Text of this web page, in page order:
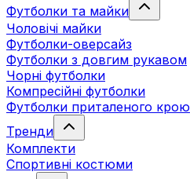
Футболки та майки
Чоловічі майки
Футболки-оверсайз
Футболки з довгим рукавом
Чорні футболки
Компресійні футболки
Футболки приталеного крою
Тренди
Комплекти
Спортивні костюми